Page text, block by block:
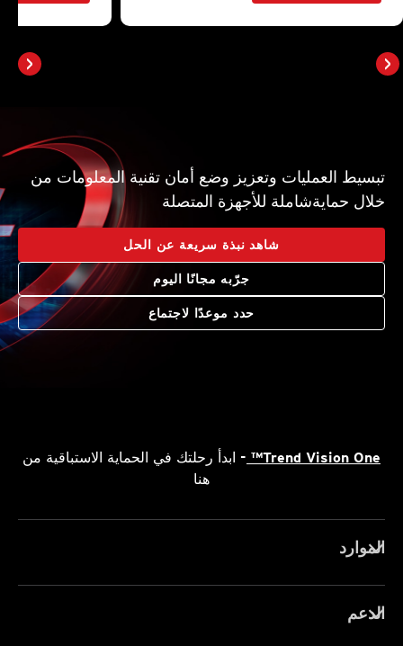
العمليات وتعزيز وضع أمان تقنية المعلومات من
حمايةشاملة للأجهزة المتصلة
شاهد نبذة سريعة عن الحل
جرّبه مجانًا اليوم
حدد موعدًا لاجتماع
Trend Vision
- ابدأ رحلتك في الحماية الاستباقية من